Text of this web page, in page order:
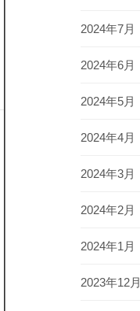
2024年7月
2024年6月
2024年5月
2024年4月
2024年3月
2024年2月
2024年1月
2023年12月